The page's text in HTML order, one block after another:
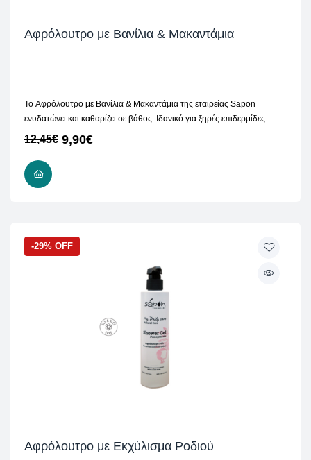
Αφρόλουτρο με Βανίλια & Μακαντάμια
To Αφρόλουτρο με Βανίλια & Μακαντάμια της εταιρείας Sapon
ενυδατώνει και καθαρίζει σε βάθος. Ιδανικό για ξηρές επιδερμίδες.
12,45€ 9,90€
-29% OFF
Αφρόλουτρο με Εκχύλισμα Ροδιού